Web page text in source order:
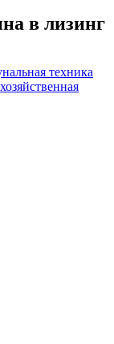
в лизинг
техника